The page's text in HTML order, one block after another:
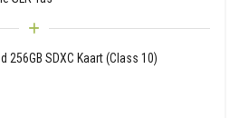
256GB SDXC Kaart (Class 10)